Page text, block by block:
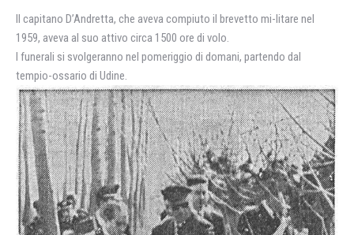
Il capitano D’Andretta, che aveva compiuto il brevetto mi-litare nel
1959, aveva al suo attivo circa 1500 ore di volo.
I funerali si svolgeranno nel pomeriggio di domani, partendo dal
tempio-ossario di Udine.